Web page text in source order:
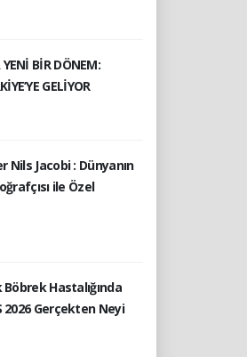
BİR DÖNEM:
GELİYOR
Nils Jacobi : Dünyanın
ile Özel
Hastalığında
2026 Gerçekten Neyi